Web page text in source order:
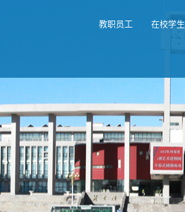
教职员工 在校学生